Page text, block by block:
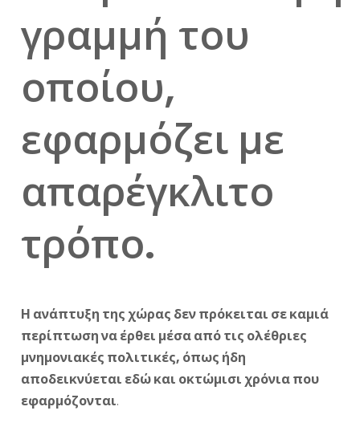
γραμμή του
οποίου,
εφαρμόζει με
απαρέγκλιτο
τρόπο.
Η ανάπτυξη της χώρας δεν πρόκειται σε καμιά
περίπτωση να έρθει μέσα από τις ολέθριες
μνημονιακές πολιτικές, όπως ήδη
αποδεικνύεται εδώ και οκτώμισι χρόνια που
εφαρμόζονται.